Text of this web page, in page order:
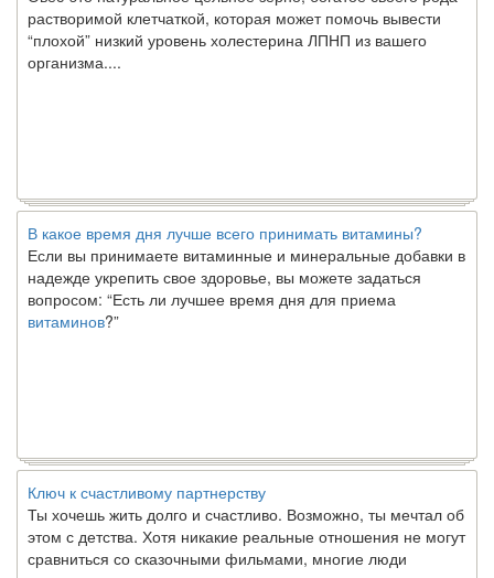
“плохой” низкий уровень холестерина ЛПНП из вашего
организма....
В какое время дня лучше всего принимать витамины?
Если вы принимаете витаминные и минеральные добавки в
надежде укрепить свое здоровье, вы можете задаться
вопросом: “Есть ли лучшее время дня для приема
витаминов ?”
Ключ к счастливому партнерству
Ты хочешь жить долго и счастливо. Возможно, ты мечтал об
этом с детства. Хотя никакие реальные отношения не могут
сравниться со сказочными фильмами, многие люди
наслаждаются...